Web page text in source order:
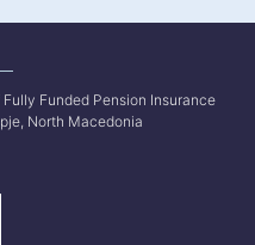
Funded Pension Insurance
North Macedonia